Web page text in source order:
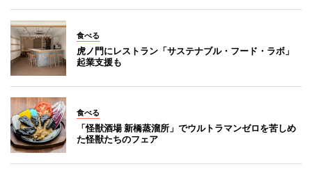
食べる
虎ノ門にレストラン「サステナブル・フード・ラボ」
起業支援も
食べる
「怪獣酒場 新橋蒸溜所」でウルトラマンゼロを苦しめ
た怪獣たちのフェア